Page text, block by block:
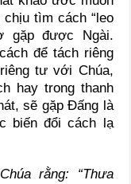
tìm cách “leo
gặp được Ngài.
để tách riêng
tư với Chúa,
hay trong thanh
sẽ gặp Đấng là
biến đổi cách lạ
rằng: “Thưa